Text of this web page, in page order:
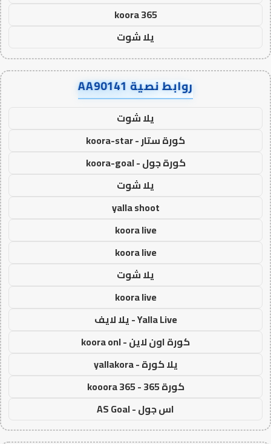
koora 365
يلا شوت
روابط نصية AA90141
يلا شوت
كورة ستار - koora-star
كورة جول - koora-goal
يلا شوت
yalla shoot
koora live
koora live
يلا شوت
koora live
Yalla Live - يلا لايف
كورة اون لاين - koora onl
يلا كورة - yallakora
كورة 365 - kooora 365
اس جول - AS Goal